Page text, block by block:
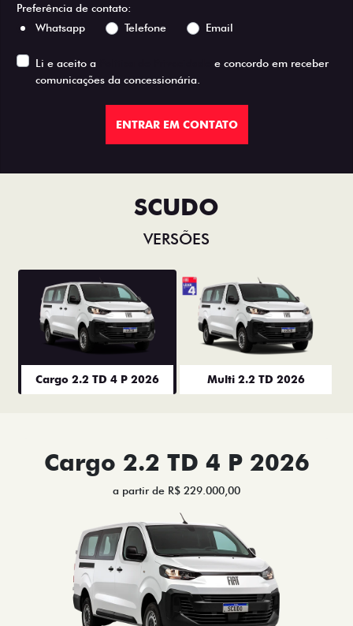
Preferência de contato:
Whatsapp
Telefone Email
Li e aceito a
e concordo em receber
comunicações da concessionária.
ENTRAR EM CONTATO
SCUDO
VERSÕES
Cargo 2.2 TD 4 P 2026 Multi 2.2 TD 2026
Cargo 2.2 TD 4 P 2026
a partir de R$ 229.000,00